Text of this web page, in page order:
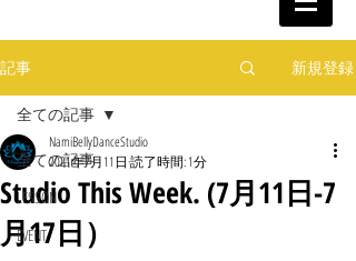
記事 新規登録
全ての記事
LESSON
EVENT
全ての記事
Studio This Week. (7月11日-7
月17日）
NamiBellyDanceStudio
2021年7月11日 読了時間: 1分